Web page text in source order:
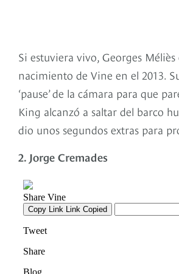
Si estuviera vivo, Georges
nacimiento de Vine en el 2013.
‘pause’ de la cámara para que
King alcanzó a saltar del barco
dio unos segundos extras para
2. Jorge Cremades